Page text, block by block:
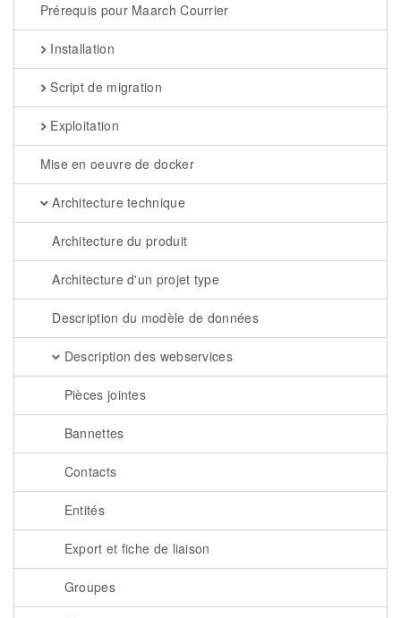
Prérequis pour Maarch Courrier
Installation
Script de migration
Exploitation
Mise en oeuvre de docker
Architecture technique
Architecture du produit
Architecture d'un projet type
Description du modèle de données
Description des webservices
Pièces jointes
Bannettes
Contacts
Entités
Export et fiche de liaison
Groupes